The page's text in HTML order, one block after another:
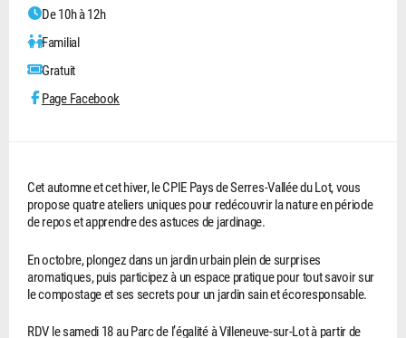
De 10h à 12h
Familial
Gratuit
Page Facebook
Cet automne et cet hiver, le CPIE Pays de Serres-Vallée du Lot, vous
propose quatre ateliers uniques pour redécouvrir la nature en période
de repos et apprendre des astuces de jardinage.
En octobre, plongez dans un jardin urbain plein de surprises
aromatiques, puis participez à un espace pratique pour tout savoir sur
le compostage et ses secrets pour un jardin sain et écoresponsable. ​​
RDV le samedi 18 au Parc de l’égalité à Villeneuve-sur-Lot à partir de